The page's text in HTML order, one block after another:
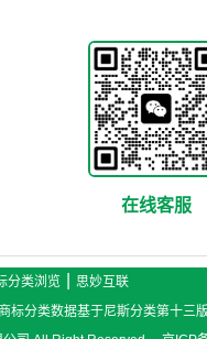
在线客服
分类浏览
思妙互联
分类数据基于尼斯分类第十三